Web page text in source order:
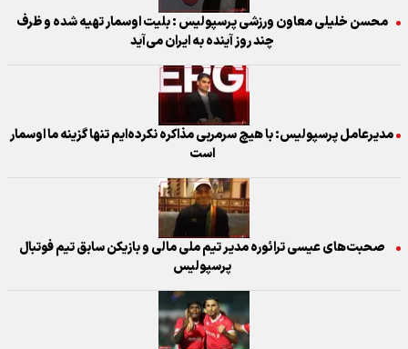
محسن خلیلی معاون ورزشی پرسپولیس : بلیت اوسمار تهیه شده و ظرف
چند روز آینده به ایران می‌آيد
مدیرعامل پرسپولیس: با هیچ سرمربی مذاکره نکرده‌ایم تنها گزینه ما اوسمار
است
صحبت‌های عیسی ترائوره مدیر تیم ملی مالی و بازیکن سابق تیم فوتبال
پرسپولیس